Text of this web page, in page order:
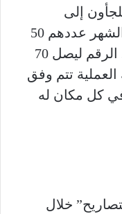
إلى
سماسرة التصاريح، فتجد هذا الشهر عددهم 50
ألفًا، أما الشهر الذي يليه يزداد الرقم ليصل 70
العملية تتم وفق
كل مكان له
خلال